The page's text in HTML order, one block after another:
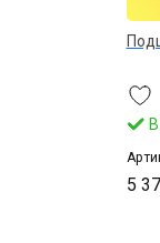
5